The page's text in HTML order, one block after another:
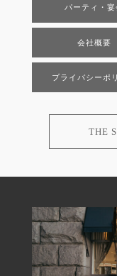
パーティ・宴
会社概要
プライバシーポ
THE